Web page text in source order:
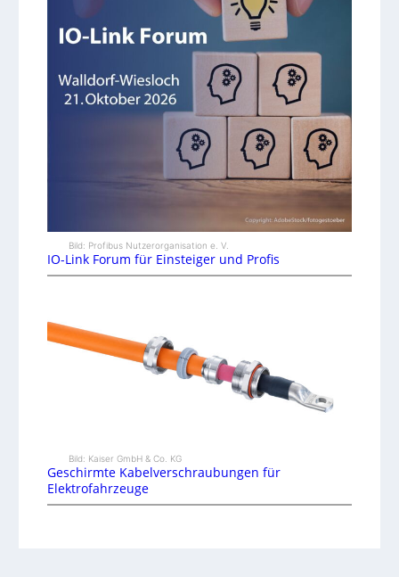
Bild: Profibus Nutzerorganisation e. V.
IO-Link Forum für Einsteiger und Profis
Bild: Kaiser GmbH & Co. KG
Geschirmte Kabelverschraubungen für
Elektrofahrzeuge